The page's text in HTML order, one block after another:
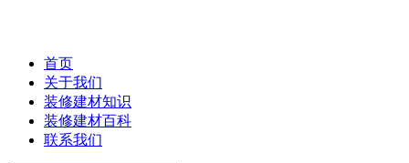
首页
关于我们
装修建材知识
装修建材百科
联系我们